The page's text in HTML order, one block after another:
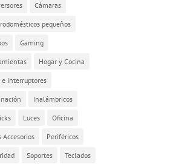
Cámaras
pequeños
Gaming
Hogar y Cocina
e Interruptores
Inalámbricos
Luces Oficina
Accesorios Periféricos
Soportes Teclados